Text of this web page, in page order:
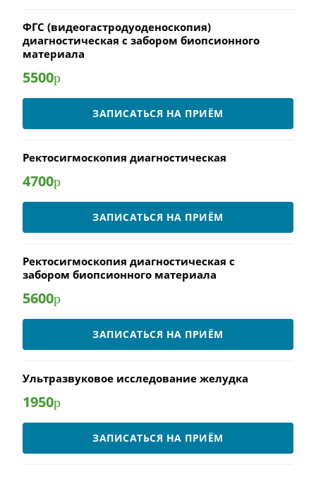
ФГС (видеогастродуоденоскопия)
диагностическая с забором биопсионного
материала
5500р
ЗАПИСАТЬСЯ НА ПРИЁМ
Ректосигмоскопия диагностическая
4700р
ЗАПИСАТЬСЯ НА ПРИЁМ
Ректосигмоскопия диагностическая с
забором биопсионного материала
5600р
ЗАПИСАТЬСЯ НА ПРИЁМ
Ультразвуковое исследование желудка
1950р
ЗАПИСАТЬСЯ НА ПРИЁМ